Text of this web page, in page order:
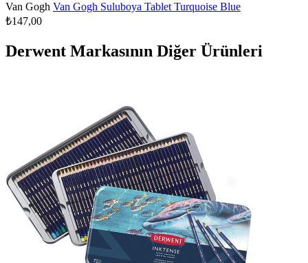
Van Gogh Van Gogh Suluboya Tablet Turquoise Blue
₺147,00
Derwent Markasının Diğer Ürünleri